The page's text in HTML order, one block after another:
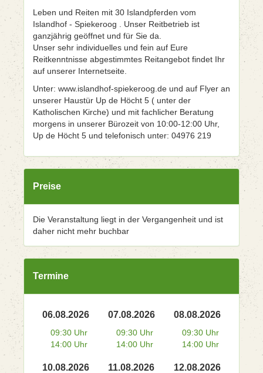
Leben und Reiten mit 30 Islandpferden vom
Islandhof - Spiekeroog . Unser Reitbetrieb ist
ganzjährig geöffnet und für Sie da.
Unser sehr individuelles und fein auf Eure
Reitkenntnisse abgestimmtes Reitangebot findet Ihr
auf unserer Internetseite.
Unter: www.islandhof-spiekeroog.de und auf Flyer an
unserer Haustür Up de Höcht 5 ( unter der
Katholischen Kirche) und mit fachlicher Beratung
morgens in unserer Bürozeit von 10:00-12:00 Uhr,
Up de Höcht 5 und telefonisch unter: 04976 219
Preise
Die Veranstaltung liegt in der Vergangenheit und ist
daher nicht mehr buchbar
Termine
06.08.2026
09:30 Uhr
14:00 Uhr
07.08.2026
09:30 Uhr
14:00 Uhr
08.08.2026
09:30 Uhr
14:00 Uhr
10.08.2026 11.08.2026 12.08.2026